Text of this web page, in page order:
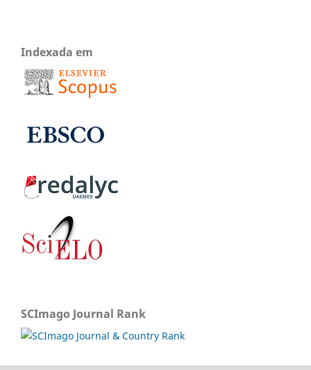
Indexada em
SCImago Journal Rank